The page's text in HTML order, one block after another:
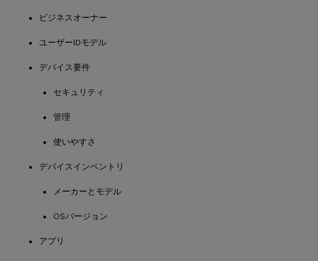
ビジネスオーナー
ユーザーIDモデル
デバイス要件
セキュリティ
管理
使いやすさ
デバイスインベントリ
メーカーとモデル
OSバージョン
アプリ